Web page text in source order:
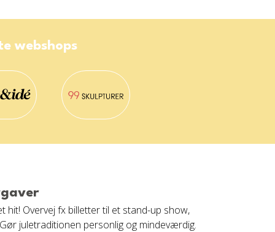
webshops
hit! Overvej fx billetter til et stand-up show,
juletraditionen personlig og mindeværdig.